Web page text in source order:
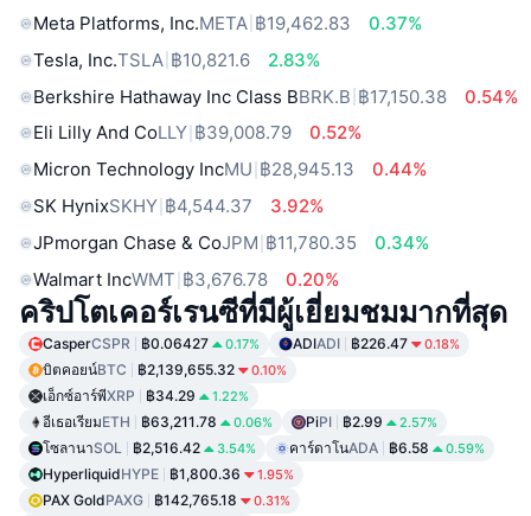
Meta Platforms, Inc.META ฿19,462.83
0.37%
Tesla, Inc.TSLA ฿10,821.6
2.83%
Berkshire Hathaway Inc Class BBRK.B ฿17,150.38
0.54%
Eli Lilly And CoLLY ฿39,008.79
0.52%
Micron Technology IncMU ฿28,945.13
0.44%
SK HynixSKHY ฿4,544.37
3.92%
JPmorgan Chase & CoJPM ฿11,780.35
0.34%
Walmart IncWMT ฿3,676.78 0.20%
คริปโตเคอร์เรนซีที่มีผู้เยี่ยมชมมากที่สุด
CasperCSPR ฿0.06427 0.17% ADIADI ฿226.47 0.18%
บิตคอยน์BTC ฿2,139,655.32 0.10%
เอ็กซ์อาร์พีXRP ฿34.29 1.22%
อีเธอเรียมETH ฿63,211.78 0.06% PiPI ฿2.99 2.57%
โซลานาSOL ฿2,516.42 3.54% คาร์ดาโนADA ฿6.58 0.59%
HyperliquidHYPE ฿1,800.36 1.95%
PAX GoldPAXG ฿142,765.18 0.31%